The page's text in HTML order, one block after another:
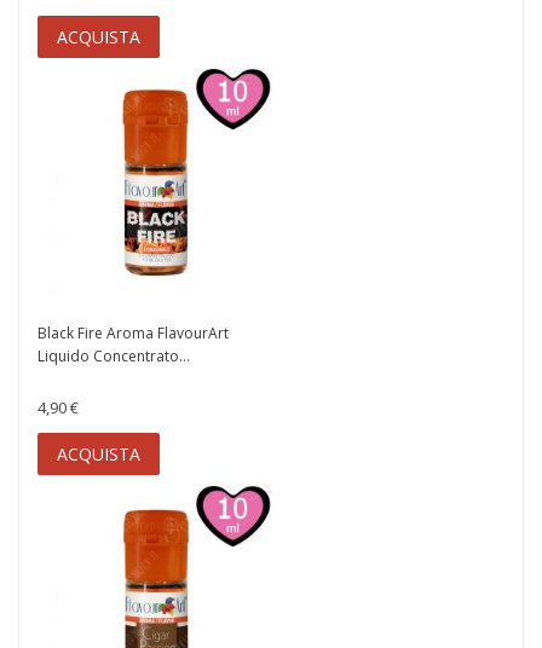
ACQUISTA
Black Fire Aroma FlavourArt
Liquido Concentrato...
4,90 €
ACQUISTA